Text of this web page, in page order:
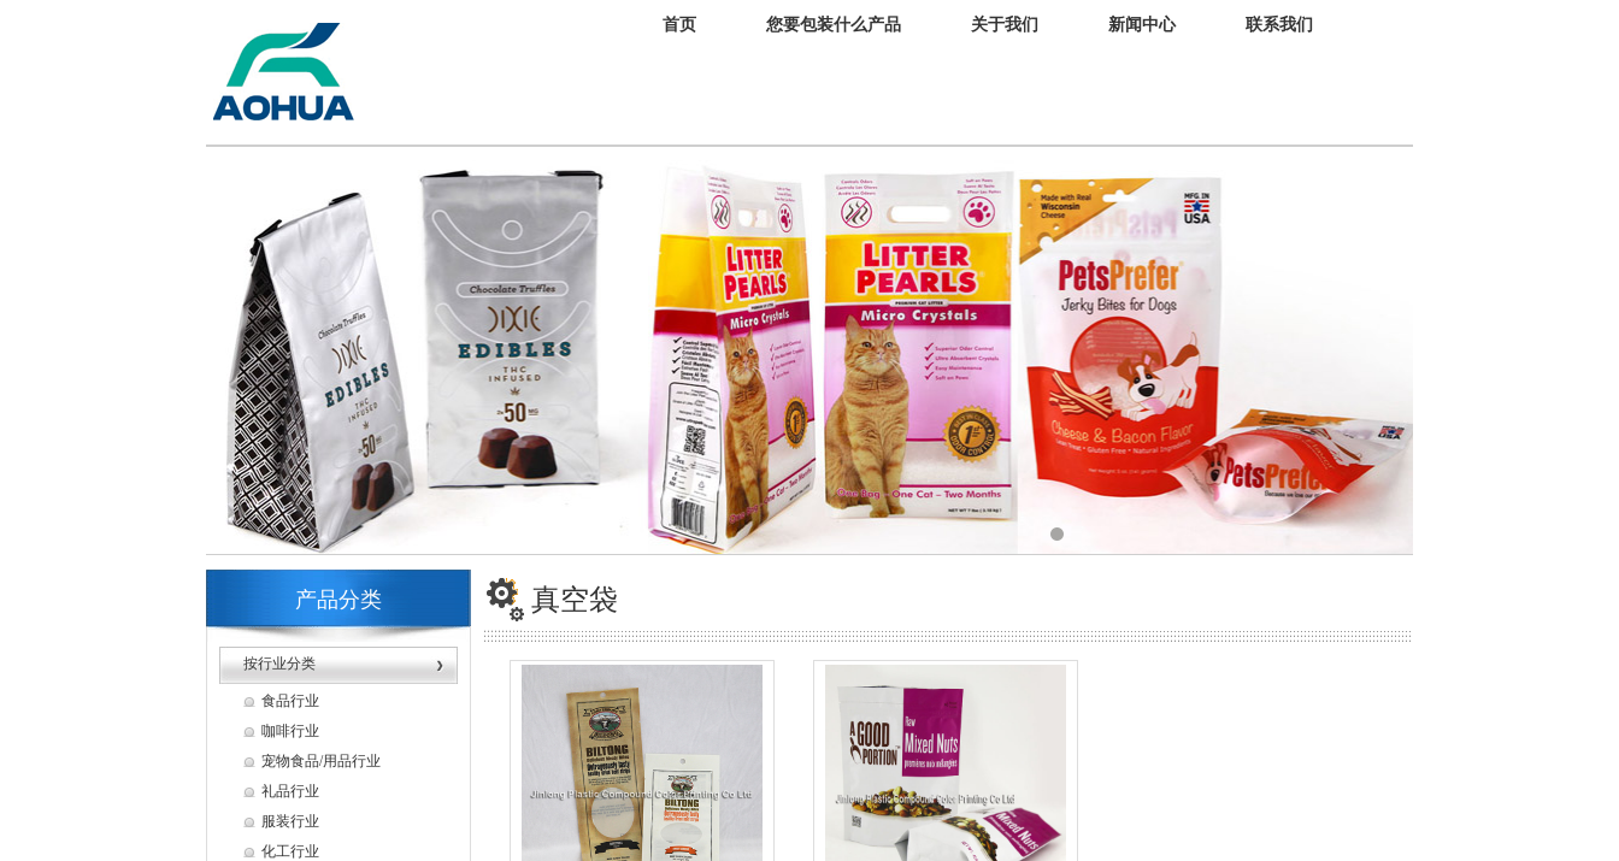
首页 您要包装什么产品 关于我们 新闻中心 联系我们
产品分类
按行业分类
食品行业
咖啡行业
宠物食品/用品行业
礼品行业
服装行业
化工行业
真空袋